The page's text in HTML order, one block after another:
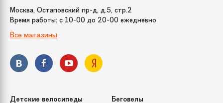
Москва, Остаповский пр-д, д.5, стр.2
Время работы: c 10-00 до 20-00 ежедневно
Все магазины
Детские велосипеды
Беговелы